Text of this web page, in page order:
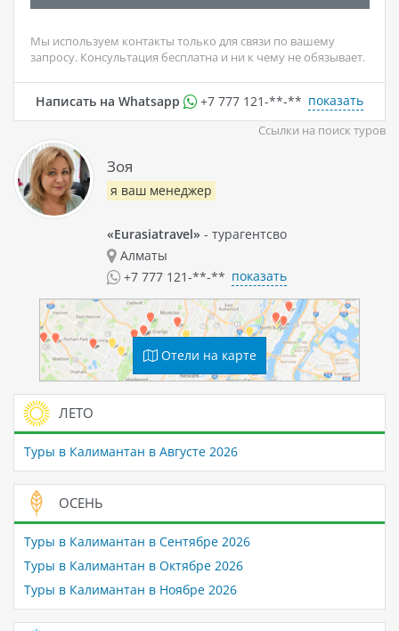
Мы используем контакты только для связи по вашему
запросу. Консультация бесплатна и ни к чему не обязывает.
Написать на Whatsapp +7 777 121-**-** показать
Ссылки на поиск туров
Зоя
я ваш менеджер
«Eurasiatravel» - турагентсво
Алматы
+7 777 121-**-** показать
Отели на карте
ЛЕТО
Туры в Калимантан в Августе 2026
ОСЕНЬ
Туры в Калимантан в Сентябре 2026
Туры в Калимантан в Октябре 2026
Туры в Калимантан в Ноябре 2026